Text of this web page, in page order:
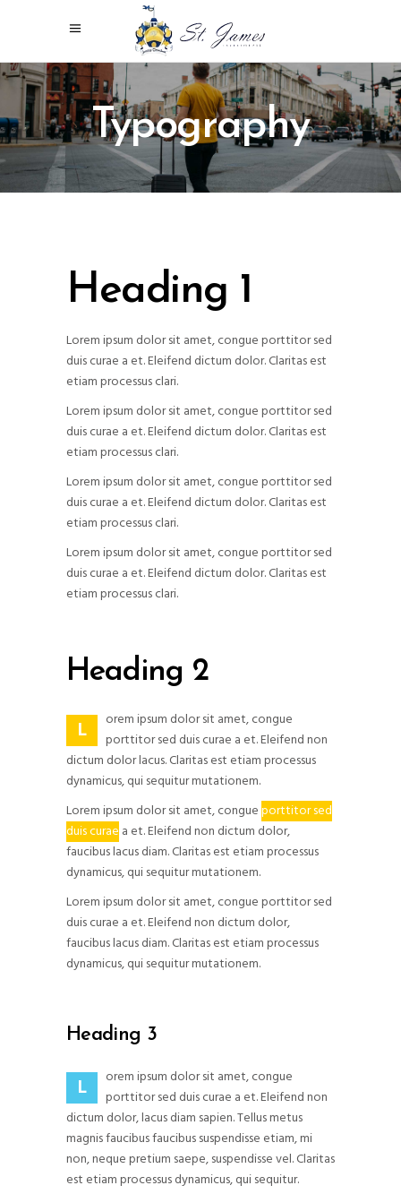
Typography
Heading 1
Lorem ipsum dolor sit amet, congue porttitor sed
duis curae a et. Eleifend dictum dolor. Claritas est
etiam processus clari.
Lorem ipsum dolor sit amet, congue porttitor sed
duis curae a et. Eleifend dictum dolor. Claritas est
etiam processus clari.
Lorem ipsum dolor sit amet, congue porttitor sed
duis curae a et. Eleifend dictum dolor. Claritas est
etiam processus clari.
Lorem ipsum dolor sit amet, congue porttitor sed
duis curae a et. Eleifend dictum dolor. Claritas est
etiam processus clari.
Heading 2
L
orem ipsum dolor sit amet, congue
porttitor sed duis curae a et. Eleifend non
dictum dolor lacus. Claritas est etiam processus
dynamicus, qui sequitur mutationem.
Lorem ipsum dolor sit amet, congueporttitor sed
duis curae a et. Eleifend non dictum dolor,
faucibus lacus diam. Claritas est etiam processus
dynamicus, qui sequitur mutationem.
Lorem ipsum dolor sit amet, congue porttitor sed
duis curae a et. Eleifend non dictum dolor,
faucibus lacus diam. Claritas est etiam processus
dynamicus, qui sequitur mutationem.
Heading 3
L
orem ipsum dolor sit amet, congue
porttitor sed duis curae a et. Eleifend non
dictum dolor, lacus diam sapien. Tellus metus
magnis faucibus faucibus suspendisse etiam, mi
non, neque pretium saepe, suspendisse vel. Claritas
est etiam processus dynamicus, qui sequitur.